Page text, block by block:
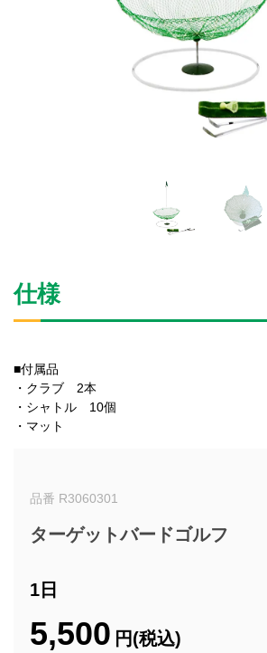
仕様
■付属品
・クラブ 2本
・シャトル 10個
・マット
品番 R3060301
ターゲットバードゴルフ
1日
5,500 円(税込)